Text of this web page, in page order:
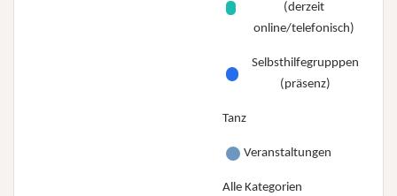
(derzeit
online/telefonisch)
Selbsthilfegrupppen
(präsenz)
Tanz
Veranstaltungen
Alle Kategorien